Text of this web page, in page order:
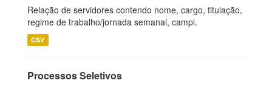
Relação de servidores contendo nome, cargo, titulação,
regime de trabalho/jornada semanal, campi.
CSV
Processos Seletivos